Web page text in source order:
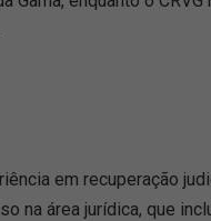
em recuperação
na área jurídica, que